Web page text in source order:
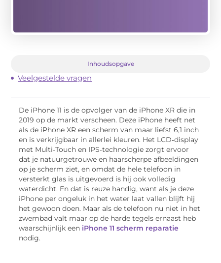
Inhoudsopgave
Veelgestelde vragen
De iPhone 11 is de opvolger van de iPhone XR die in
2019 op de markt verscheen. Deze iPhone heeft net
als de iPhone XR een scherm van maar liefst 6,1 inch
en is verkrijgbaar in allerlei kleuren. Het LCD‑display
met Multi‑Touch en IPS‑technologie zorgt ervoor
dat je natuurgetrouwe en haarscherpe afbeeldingen
op je scherm ziet, en omdat de hele telefoon in
versterkt glas is uitgevoerd is hij ook volledig
waterdicht. En dat is reuze handig, want als je deze
iPhone per ongeluk in het water laat vallen blijft hij
het gewoon doen. Maar als de telefoon nu niet in het
zwembad valt maar op de harde tegels ernaast heb
waarschijnlijk een iPhone 11 scherm reparatie
nodig.